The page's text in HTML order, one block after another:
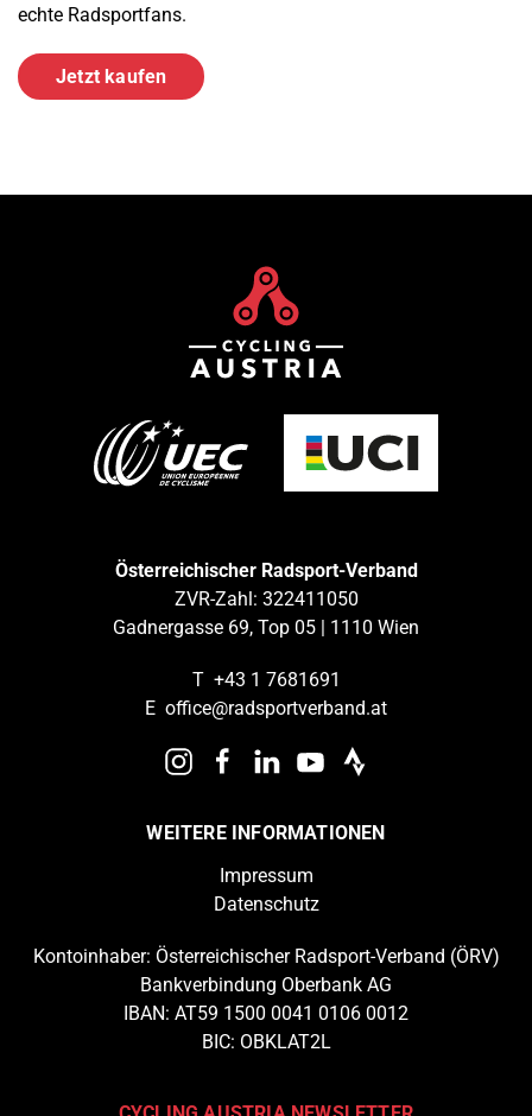
echte Radsportfans.
Jetzt kaufen
Österreichischer Radsport-Verband
ZVR-Zahl: 322411050
Gadnergasse 69, Top 05 | 1110 Wien
T +43 1 7681691
E office@radsportverband.at
WEITERE INFORMATIONEN
Impressum
Datenschutz
Kontoinhaber: Österreichischer Radsport-Verband (ÖRV)
Bankverbindung Oberbank AG
IBAN: AT59 1500 0041 0106 0012
BIC: OBKLAT2L